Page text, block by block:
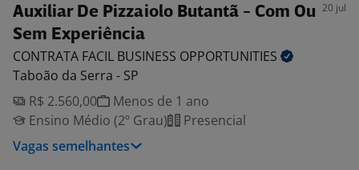
Auxiliar De Pizzaiolo Butantã - Com Ou
Sem Experiência
20 jul
CONTRATA FACIL BUSINESS OPPORTUNITIES
Taboão da Serra - SP
R$ 2.560,00
Menos de 1 ano
Ensino Médio (2º Grau)
Presencial
Vagas semelhantes